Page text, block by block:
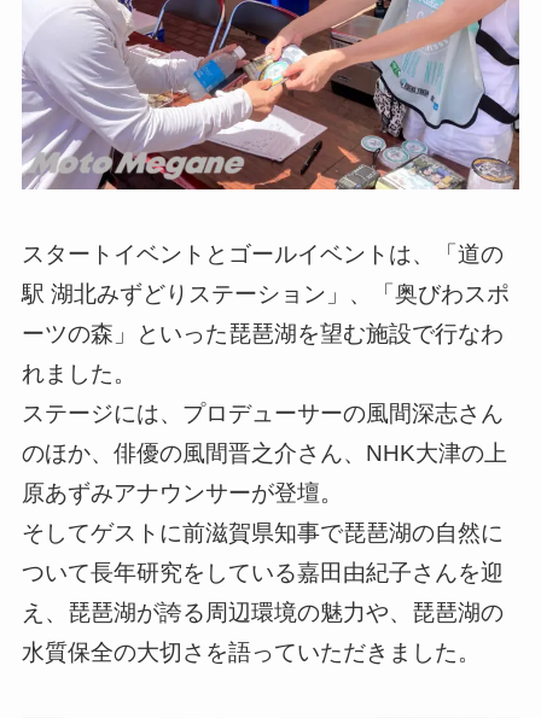
スタートイベントとゴールイベントは、「道の
駅 湖北みずどりステーション」、「奥びわスポ
ーツの森」といった琵琶湖を望む施設で行なわ
れました。
ステージには、プロデューサーの風間深志さん
のほか、俳優の風間晋之介さん、NHK大津の上
原あずみアナウンサーが登壇。
そしてゲストに前滋賀県知事で琵琶湖の自然に
ついて長年研究をしている嘉田由紀子さんを迎
え、琵琶湖が誇る周辺環境の魅力や、琵琶湖の
水質保全の大切さを語っていただきました。